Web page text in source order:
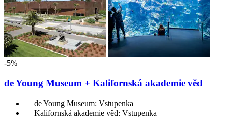
-5%
de Young Museum + Kalifornská akademie věd
de Young Museum: Vstupenka
Kalifornská akademie věd: Vstupenka